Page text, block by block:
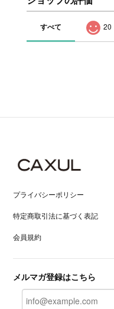
すべて 20
プライバシーポリシー
特定商取引法に基づく表記
会員規約
メルマガ登録はこちら